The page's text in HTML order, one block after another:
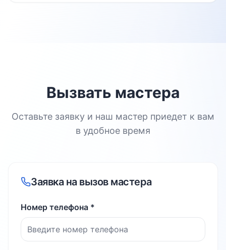
Вызвать мастера
Оставьте заявку и наш мастер приедет к вам
в удобное время
Заявка на вызов мастера
Номер телефона *